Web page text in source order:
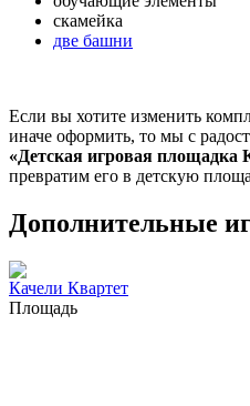
скамейка
две башни
Если вы хотите изменить
иначе оформить, то мы с
«Детская игровая площадка
превратим его в детскую
Дополнительные
Качели Квартет
Площадь